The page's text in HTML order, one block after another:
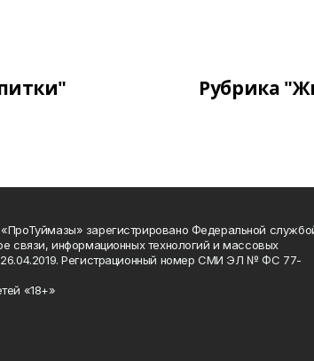
Рубрика
зарегистрировано Федеральной
связи, информационных технологий и массовых
Регистрационный номер СМИ ЭЛ № ФС 77-
«18+»